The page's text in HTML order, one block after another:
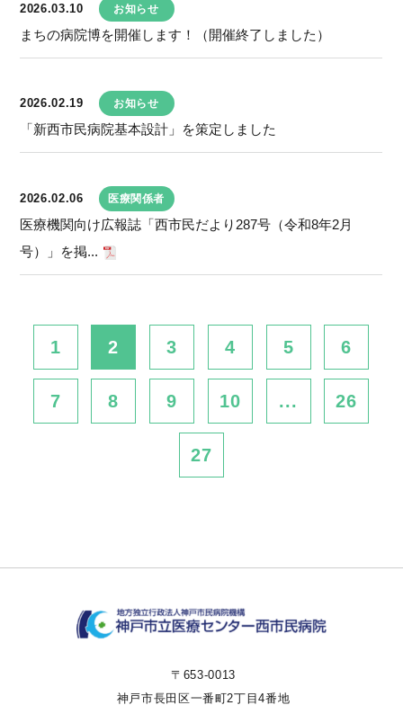
2026.03.10 お知らせ
まちの病院博を開催します！（開催終了しました）
2026.02.19 お知らせ
「新西市民病院基本設計」を策定しました
2026.02.06 医療関係者
医療機関向け広報誌「西市民だより287号（令和8年2月
号）」を掲...
1 2 3 4 5 6
7 8 9 10 ... 26
27
〒653-0013
神戸市長田区一番町2丁目4番地